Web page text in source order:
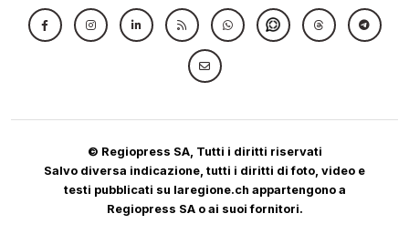
© Regiopress SA, Tutti i diritti riservati
Salvo diversa indicazione, tutti i diritti di foto, video e
testi pubblicati su laregione.ch appartengono a
Regiopress SA o ai suoi fornitori.